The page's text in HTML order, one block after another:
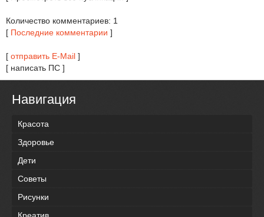
Количество комментариев: 1
[ Последние комментарии ]
[ отправить E-Mail ]
[ написать ПС ]
Навигация
Красота
Здоровье
Дети
Советы
Рисунки